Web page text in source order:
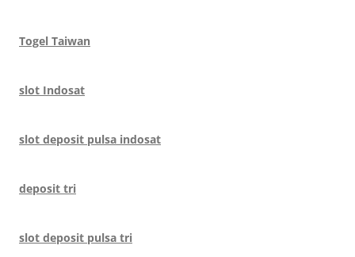
Togel Taiwan
slot Indosat
slot deposit pulsa indosat
deposit tri
slot deposit pulsa tri